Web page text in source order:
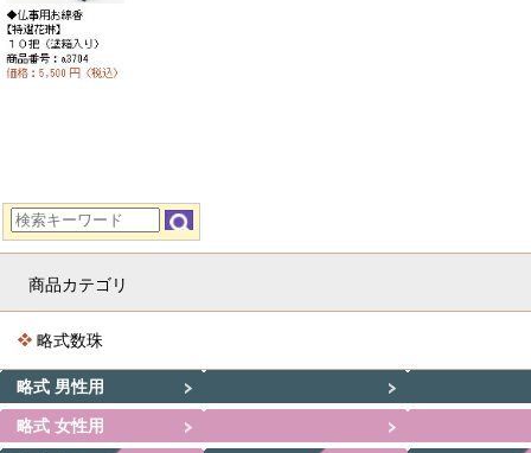
商品カテゴリ
略式数珠
略式 男性用
略式 女性用